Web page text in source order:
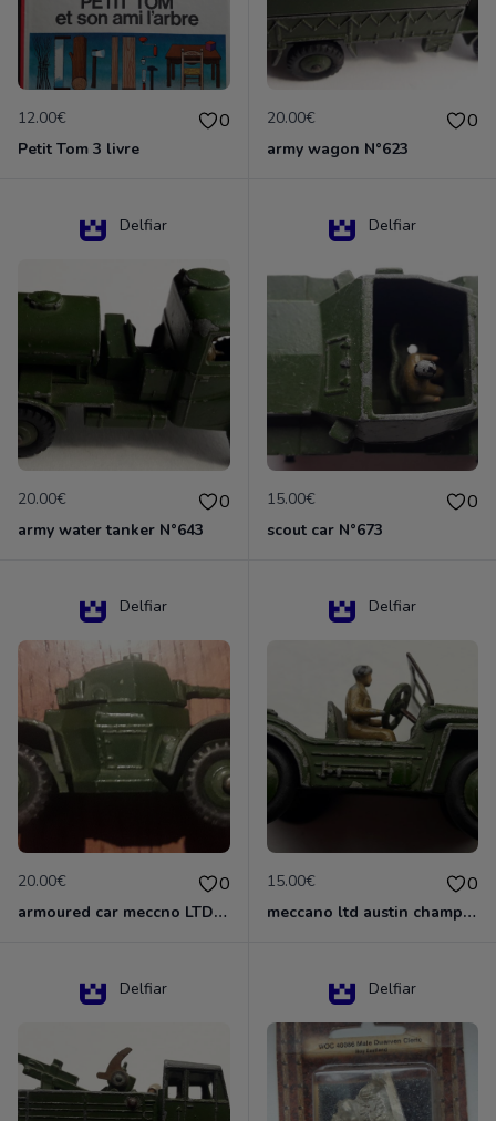
12.00€ 0
Petit Tom 3 livre
20.00€ 0
army wagon N°623
Delfiar
20.00€ 0
army water tanker N°643
Delfiar
15.00€ 0
scout car N°673
Delfiar
20.00€ 0
armoured car meccno LTD N°670
Delfiar
15.00€ 0
meccano ltd austin champ N°674
Delfiar Delfiar